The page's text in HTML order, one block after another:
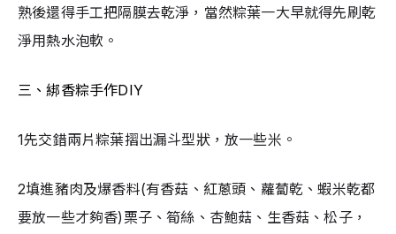
熟後還得手工把隔膜去乾淨，當然粽葉一大早就得先刷乾
淨用熱水泡軟。
三、綁香粽手作DIY
1先交錯兩片粽葉摺出漏斗型狀，放一些米。
2填進豬肉及爆香料(有香菇、紅蔥頭、蘿蔔乾、蝦米乾都
要放一些才夠香)栗子、筍絲、杏鮑菇、生香菇、松子，